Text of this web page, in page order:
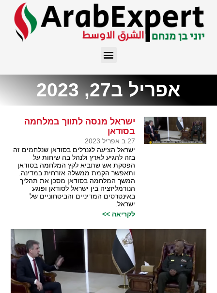
אפריל ב27, 2023
ישראל מנסה לתווך במלחמה
בסודאן
27 ב אפריל 2023
ישראל הציעה לגנרלים בסודאן שנלחמים זה
בזה להגיע לארץ ולנהל בה שיחות על
הפסקת אש שתביא לקץ המלחמה בסודאן
ותאפשר הקמת ממשלה אזרחית במדינה.
המשך המלחמה בסודאן מסכן את תהליך
הנורמליזציה בין ישראל לסודאן ופוגע
באינטרסים המדיניים והביטחוניים של
ישראל.
לקריאה >>